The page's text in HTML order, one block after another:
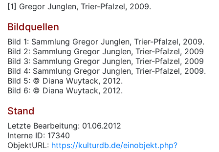
[1] Gregor Junglen, Trier-Pfalzel, 2009.
Bildquellen
Bild 1: Sammlung Gregor Junglen, Trier-Pfalzel, 2009.
Bild 2: Sammlung Gregor Junglen, Trier-Pfalzel, 2009
Bild 3: Sammlung Gregor Junglen, Trier-Pfalzel, 2009
Bild 4: Sammlung Gregor Junglen, Trier-Pfalzel, 2009.
Bild 5: © Diana Wuytack, 2012.
Bild 6: © Diana Wuytack, 2012.
Stand
Letzte Bearbeitung: 01.06.2012
Interne ID: 17340
ObjektURL: https://kulturdb.de/einobjekt.php?